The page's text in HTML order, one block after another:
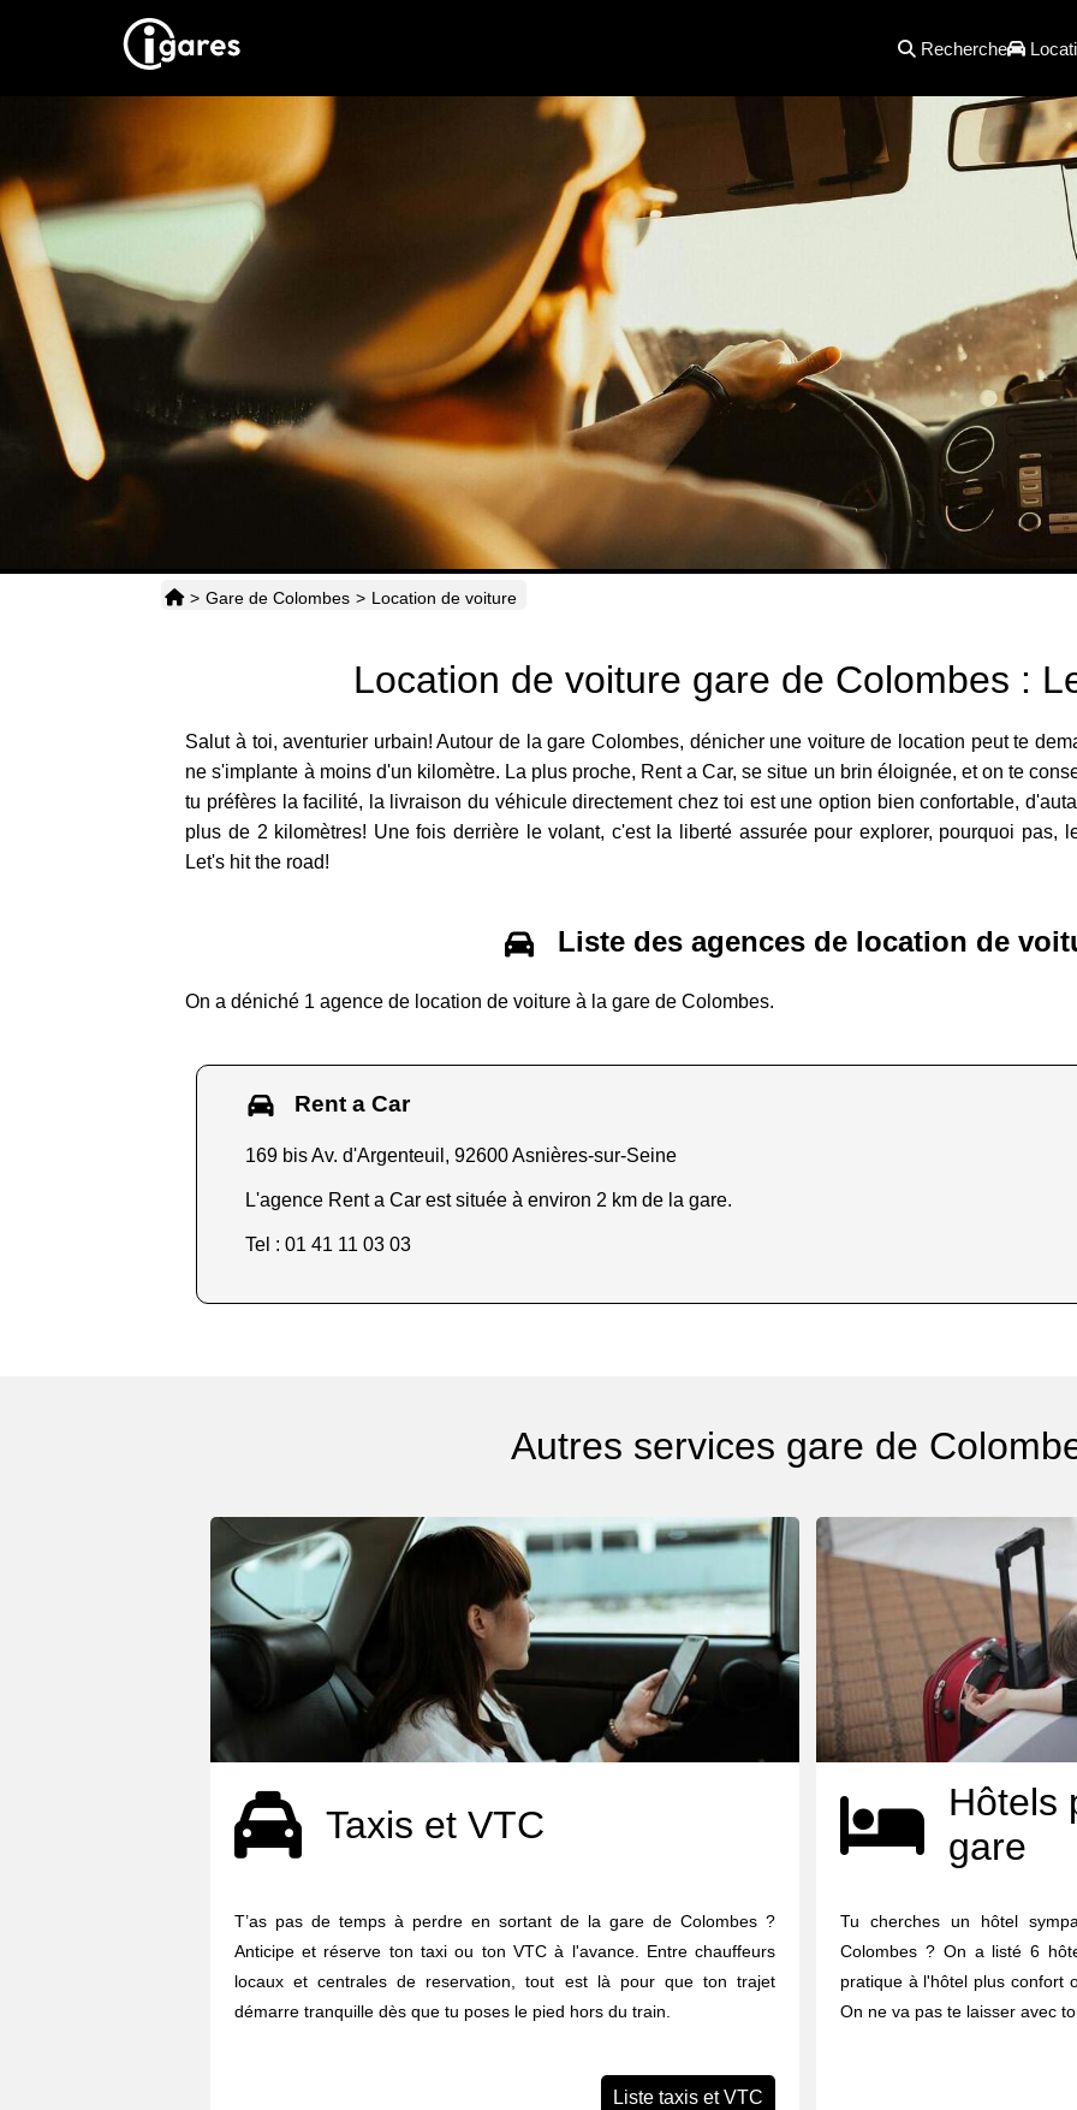
Recherche
> Gare de Colombes > Location de voiture
Location de voiture gare de Colombes :
Salut à toi, aventurier urbain! Autour de la gare Colombes, dénicher une voiture de location peut te
ne s'implante à moins d'un kilomètre. La plus proche, Rent a Car, se situe un brin éloignée, et on te
tu préfères la facilité, la livraison du véhicule directement chez toi est une option bien confortable,
plus de 2 kilomètres! Une fois derrière le volant, c'est la liberté assurée pour explorer, pourquoi pas,
Let's hit the road!
Liste des agences de location de
On a déniché 1 agence de location de voiture à la gare de Colombes.
Rent a Car
169 bis Av. d'Argenteuil, 92600 Asnières-sur-Seine
L'agence Rent a Car est située à environ 2 km de la gare.
Tel : 01 41 11 03 03
Autres services gare de
Taxis et VTC
T’as pas de temps à perdre en sortant de la gare de Colombes ?
Anticipe et réserve ton taxi ou ton VTC à l'avance. Entre chauffeurs
locaux et centrales de reservation, tout est là pour que ton trajet
démarre tranquille dès que tu poses le pied hors du train.
Liste taxis et VTC
Hôtels
gare
Tu cherches un hôtel
Colombes ? On a listé 6
pratique à l'hôtel plus confort
On ne va pas te laisser avec